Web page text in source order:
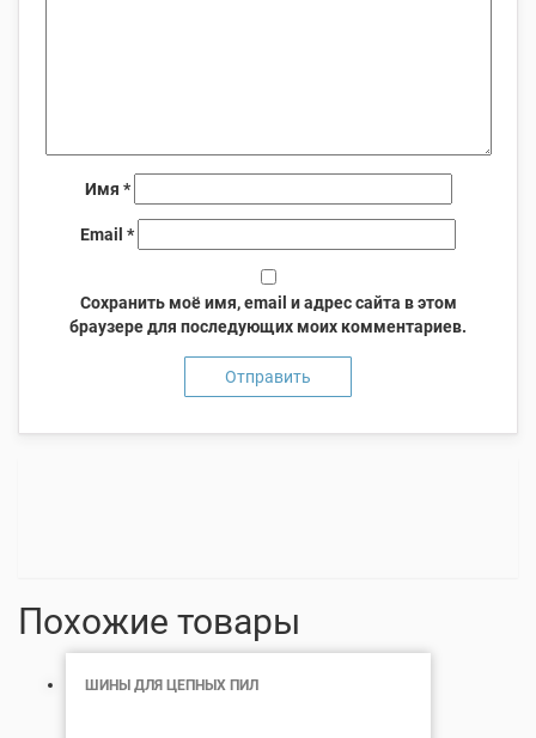
Имя *
Email *
Сохранить моё имя, email и адрес сайта в этом
браузере для последующих моих комментариев.
Похожие товары
ШИНЫ ДЛЯ ЦЕПНЫХ ПИЛ